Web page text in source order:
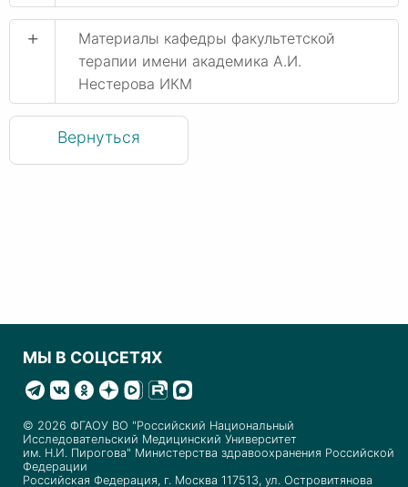
+
Материалы кафедры факультетской
терапии имени академика А.И.
Нестерова ИКМ
Вернуться
МЫ В СОЦСЕТЯХ
© 2026 ФГАОУ ВО "Российский Национальный
Исследовательский Медицинский Университет
им. Н.И. Пирогова" Министерства здравоохранения Российской
Федерации
Российская Федерация, г. Москва 117513, ул. Островитянова